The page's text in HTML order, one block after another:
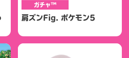
ガチャ™
肩ズンFig. ポケモン5